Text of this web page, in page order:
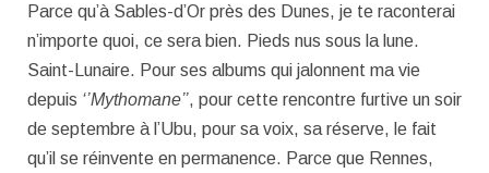
Parce qu’à Sables-d’Or près des Dunes, je te raconterai
n’importe quoi, ce sera bien. Pieds nus sous la lune.
Saint-Lunaire. Pour ses albums qui jalonnent ma vie
depuis ‘’Mythomane’’, pour cette rencontre furtive un soir
de septembre à l’Ubu, pour sa voix, sa réserve, le fait
qu’il se réinvente en permanence. Parce que Rennes,